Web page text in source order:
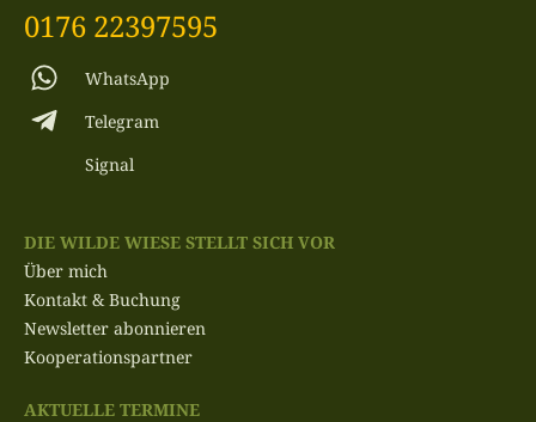
0176 22397595
WhatsApp
Telegram
Signal
DIE WILDE WIESE STELLT SICH VOR
Über mich
Kontakt & Buchung
Newsletter abonnieren
Kooperationspartner
AKTUELLE TERMINE